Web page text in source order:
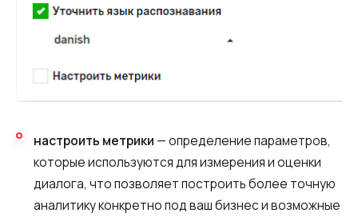
настроить метрики — определение параметров,
которые используются для измерения и оценки
диалога, что позволяет построить более точную
аналитику конкретно под ваш бизнес и возможные